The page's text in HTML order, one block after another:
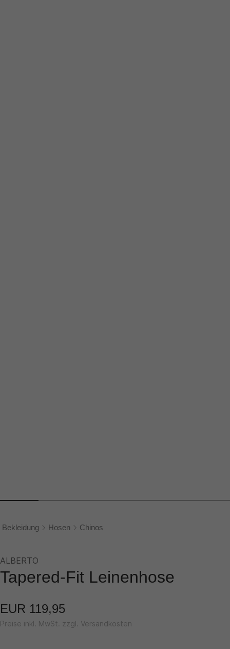
Bekleidung Hosen Chinos
ALBERTO
Tapered-Fit Leinenhose
EUR 119,95
Preise inkl. MwSt. zzgl. Versandkosten